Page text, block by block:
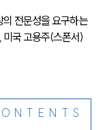
전문성을 요구하는
미국 고용주(스폰서)